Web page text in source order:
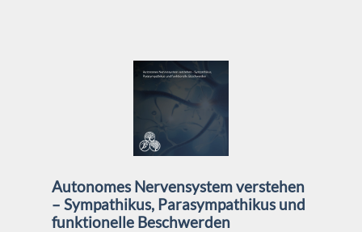
Autonomes Nervensystem verstehen
– Sympathikus, Parasympathikus und
funktionelle Beschwerden